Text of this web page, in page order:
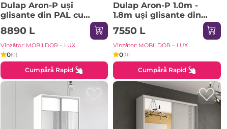
Dulap Aron-P uși
glisante din PAL cu
oglindă vertical
(180x60x210H cm)
Sonoma
8890 L
Vînzător: MOBILDOR – LUX
0(0)
Cumpără Rapid
Dulap Aron-P 1.0m -
1.8m uși glisante din
PAL orizontal
(130x60x200H cm)
Sonoma
7550 L
Vînzător: MOBILDOR – LUX
0(0)
Cumpără Rapid